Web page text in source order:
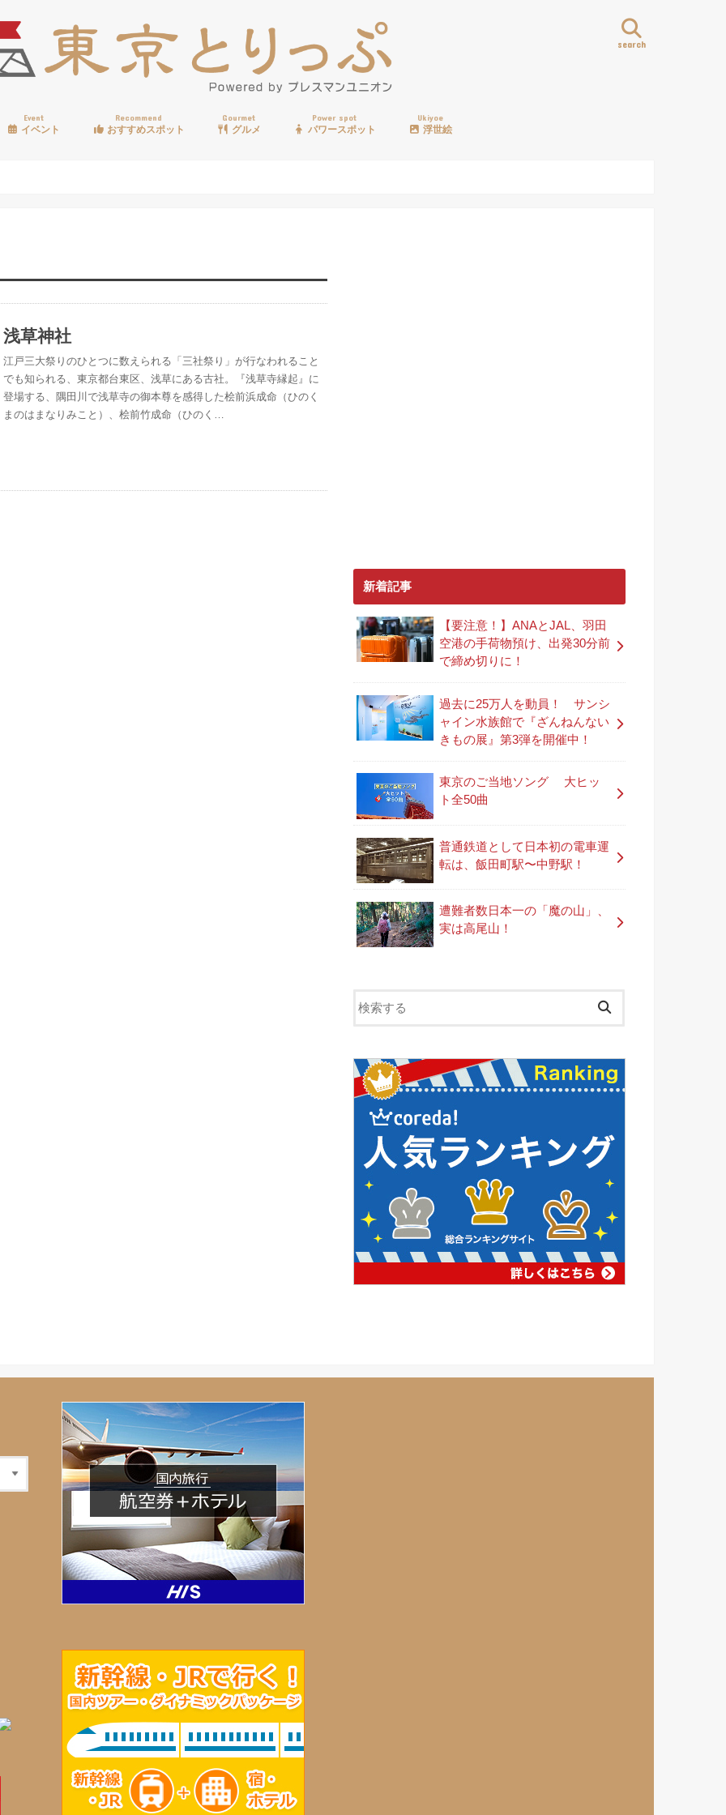
search
Event
イベント
Recommend
おすすめスポット
Gourmet
グルメ
Power spot
パワースポット
Ukiyoe
浮世絵
浅草神社
江戸三大祭りのひとつに数えられる「三社祭り」が行なわれること
でも知られる、東京都台東区、浅草にある古社。『浅草寺縁起』に
登場する、隅田川で浅草寺の御本尊を感得した桧前浜成命（ひのく
まのはまなりみこと）、桧前竹成命（ひのく…
新着記事
【要注意！】ANAとJAL、羽田
空港の手荷物預け、出発30分前
で締め切りに！
過去に25万人を動員！ サンシ
ャイン水族館で『ざんねんない
きもの展』第3弾を開催中！
東京のご当地ソング 大ヒッ
ト全50曲
普通鉄道として日本初の電車運
転は、飯田町駅〜中野駅！
遭難者数日本一の「魔の山」、
実は高尾山！